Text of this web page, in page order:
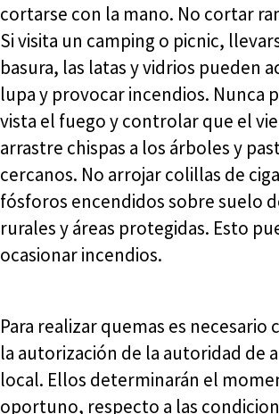
cortarse con la mano. No cortar
Si visita un camping o picnic,
basura, las latas y vidrios pueden
lupa y provocar incendios. Nunca
vista el fuego y controlar que el
arrastre chispas a los árboles y
cercanos. No arrojar colillas de
fósforos encendidos sobre suelo
rurales y áreas protegidas. Esto
ocasionar incendios.
Para realizar quemas es necesario
la autorización de la autoridad de
local. Ellos determinarán el
oportuno, respecto a las